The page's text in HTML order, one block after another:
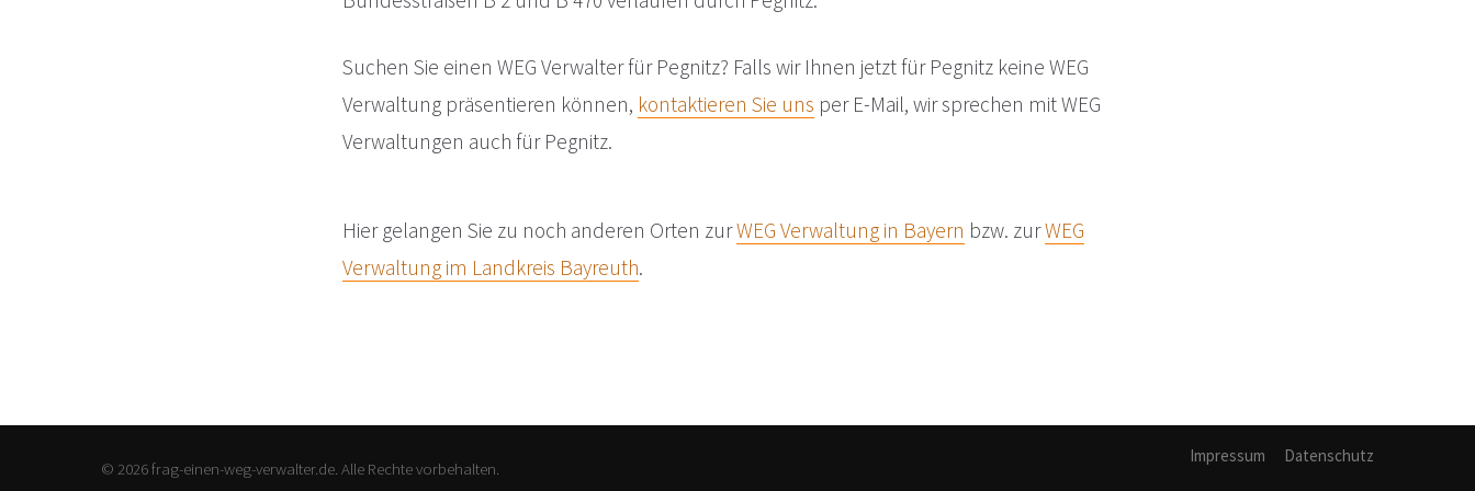
Suchen Sie einen WEG Verwalter für Pegnitz? Falls wir Ihnen jetzt für Pegnitz keine WEG
Verwaltung präsentieren können, kontaktieren Sie uns per E-Mail, wir sprechen mit WEG
Verwaltungen auch für Pegnitz.
Hier gelangen Sie zu noch anderen Orten zurWEG Verwaltung in Bayern bzw. zurWEG
Verwaltung im Landkreis Bayreuth.
© 2026 frag-einen-weg-verwalter.de. Alle Rechte vorbehalten.
Impressum Datenschutz